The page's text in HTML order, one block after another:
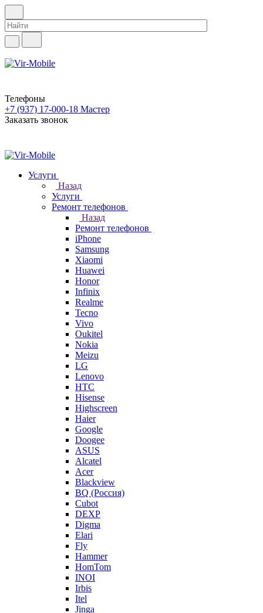
Телефоны
+7 (937) 17-000-18 Мастер
Заказать звонок
Услуги
Назад
Услуги
Ремонт телефонов
Назад
Ремонт телефонов
iPhone
Samsung
Xiaomi
Huawei
Honor
Infinix
Realme
Tecno
Vivo
Oukitel
Nokia
Meizu
LG
Lenovo
HTC
Hisense
Highscreen
Haier
Google
Doogee
ASUS
Alcatel
Acer
Blackview
BQ (Россия)
Cubot
DEXP
Digma
Elari
Fly
Hammer
HomTom
INOI
Irbis
Itel
Jinga